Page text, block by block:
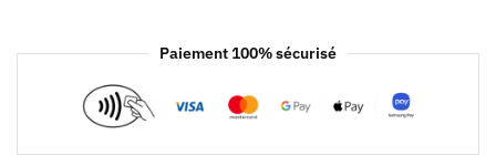
Paiement 100% sécurisé